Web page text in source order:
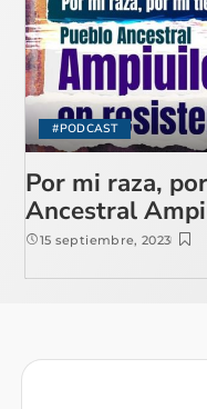
#PODCAST
Por mi raza,
Ancestral
15 septiembre, 2023